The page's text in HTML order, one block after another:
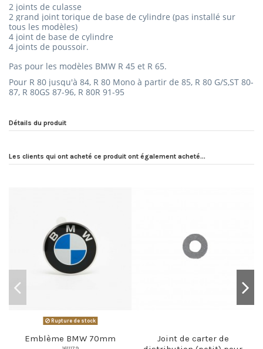
2 joints de culasse
2 grand joint torique de base de cylindre (pas installé sur
tous les modèles)
4 joint de base de cylindre
4 joints de poussoir.
Pas pour les modèles BMW R 45 et R 65.
Pour R 80 jusqu'à 84, R 80 Mono à partir de 85, R 80 G/S,ST 80-
87, R 80GS 87-96, R 80R 91-95
Détails du produit
Les clients qui ont acheté ce produit ont également acheté...
Rupture de stock
Emblème BMW 70mm
Joint de carter de